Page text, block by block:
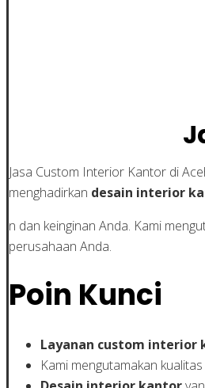
Jasa Custom Interior Kantor di
menghadirkan desain interior
n dan keinginan Anda. Kami
perusahaan Anda.
Poin Kunci
Layanan custom interior
Kami mengutamakan